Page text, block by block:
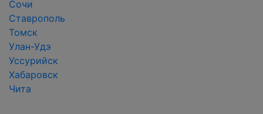
Сочи
Ставрополь
Томск
Улан-Удэ
Уссурийск
Хабаровск
Чита